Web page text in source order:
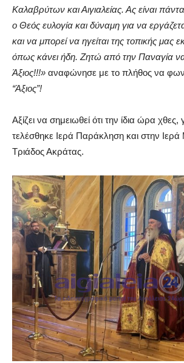
Καλαβρύτων και Αιγιαλείας. Ας είναι
ο Θεός ευλογία και δύναμη για να
και να μπορεί να ηγείται της τοπικής μας
όπως κάνει ήδη. Ζητώ από την Παναγία
Άξιος!!!» αναφώνησε με το πλήθος να
“Άξιος”!
Αξίζει να σημειωθεί ότι την ίδια ώρα χθες,
τελέσθηκε Ιερά Παράκληση και στην Ιερά
Τριάδος Ακράτας.